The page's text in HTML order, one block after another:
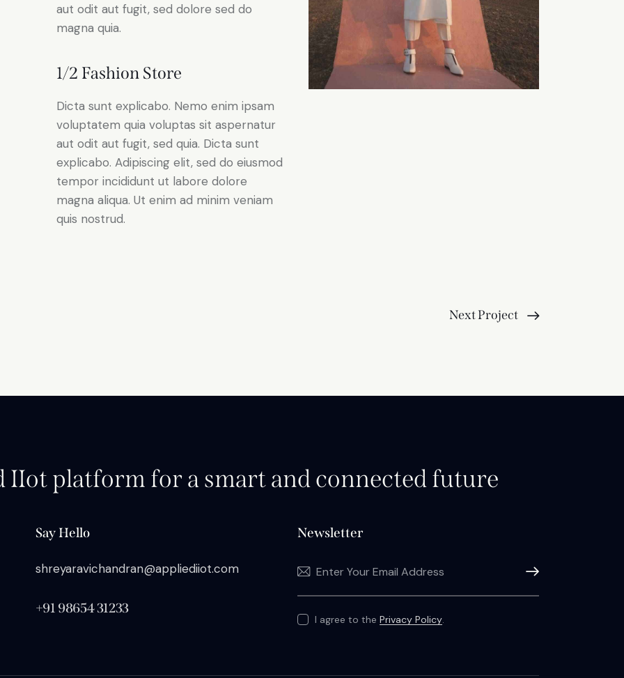
aut odit aut fugit, sed dolore sed do
magna quia.
1/2 Fashion Store
Dicta sunt explicabo. Nemo enim ipsam
voluptatem quia voluptas sit aspernatur
aut odit aut fugit, sed quia. Dicta sunt
explicabo. Adipiscing elit, sed do eiusmod
tempor incididunt ut labore dolore
magna aliqua. Ut enim ad minim veniam
quis nostrud.
Next Project
platform for a smart and connected future
Say Hello
shreyaravichandran@appliediiot.com
+91 98654 31233
Newsletter
Subscribe
I agree to thePrivacy Policy.